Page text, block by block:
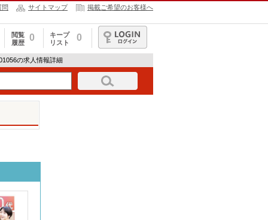
問 サイトマップ 掲載ご希望のお客様へ
閲覧
履歴
0
キープ
リスト
0
ログイン
の求人情報詳細